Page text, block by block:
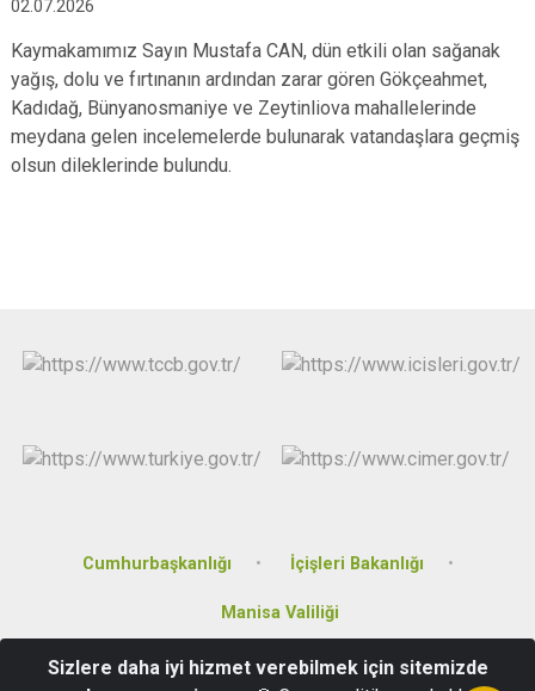
Köprübaşı
Kula
Yunusemre
02.07.2026
Kaymakamımız Sayın Mustafa CAN, dün etkili olan sağanak
yağış, dolu ve fırtınanın ardından zarar gören Gökçeahmet,
Kadıdağ, Bünyanosmaniye ve Zeytinliova mahallelerinde
meydana gelen incelemelerde bulunarak vatandaşlara geçmiş
olsun dileklerinde bulundu.
Cumhurbaşkanlığı İçişleri Bakanlığı
Manisa Valiliği
Atatürk Mahallesi, 160 Sokak, No:70, Akhisar/Manisa
Sizlere daha iyi hizmet verebilmek için sitemizde